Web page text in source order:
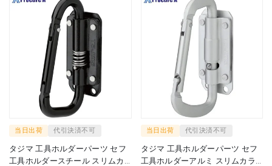
当日出荷 代引決済不可
タジマ 工具ホルダーパーツ セフ
工具ホルダースチール スリムカ
当日出荷 代引決済不可
タジマ 工具ホルダーパーツ セフ
工具ホルダーアルミ スリムカラ